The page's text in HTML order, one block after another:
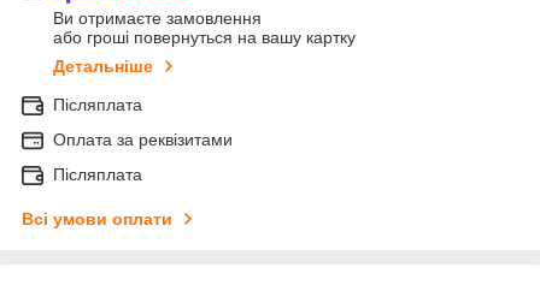
Ви отримаєте замовлення
або гроші повернуться на вашу картку
Детальніше
Післяплата
Оплата за реквізитами
Післяплата
Всі умови оплати